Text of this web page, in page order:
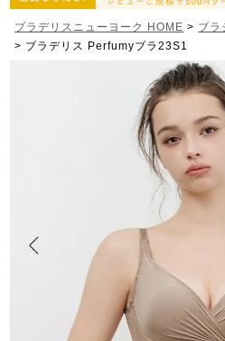
ブラデリスニューヨーク HOME
ブラ
ブラデリス Perfumyブラ23S1